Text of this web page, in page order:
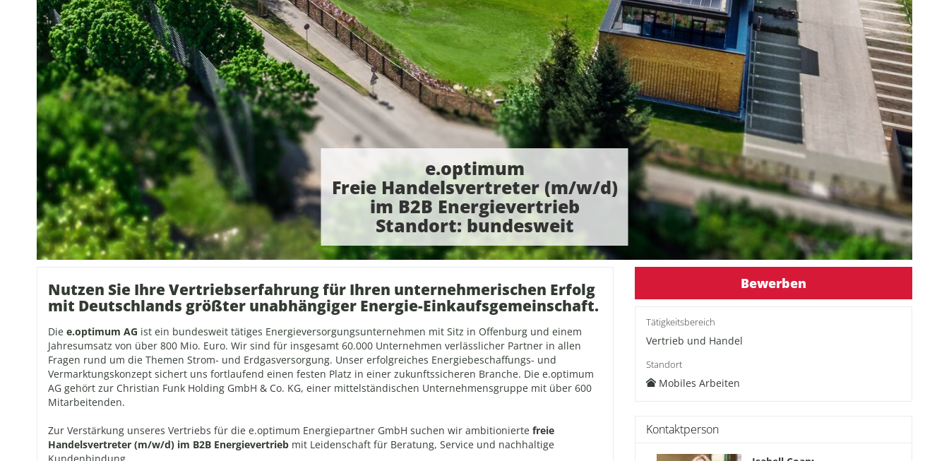
e.optimum
Freie Handelsvertreter (m/w/d)
im B2B Energievertrieb
Standort: bundesweit
Nutzen Sie Ihre Vertriebserfahrung für Ihren unternehmerischen Erfolg
mit Deutschlands größter unabhängiger Energie-Einkaufsgemeinschaft.
Die e.optimum AG ist ein bundesweit tätiges Energieversorgungsunternehmen mit Sitz in Offenburg und einem
Jahresumsatz von über 800 Mio. Euro. Wir sind für insgesamt 60.000 Unternehmen verlässlicher Partner in allen
Fragen rund um die Themen Strom- und Erdgasversorgung. Unser erfolgreiches Energiebeschaffungs- und
Vermarktungskonzept sichert uns fortlaufend einen festen Platz in einer zukunftssicheren Branche. Die e.optimum
AG gehört zur Christian Funk Holding GmbH & Co. KG, einer mittelständischen Unternehmensgruppe mit über 600
Mitarbeitenden.
Zur Verstärkung unseres Vertriebs für die e.optimum Energiepartner GmbH suchen wir ambitionierte freie
Handelsvertreter (m/w/d) im B2B Energievertrieb mit Leidenschaft für Beratung, Service und nachhaltige
Bewerben
Tätigkeitsbereich
Vertrieb und Handel
Standort
Mobiles Arbeiten
Kontaktperson